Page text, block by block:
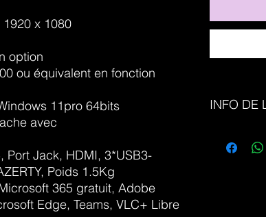
x 1080
option
ou équivalent en fonction
11pro 64bits
avec
Port Jack, HDMI, 3*USB3-
Poids 1.5Kg
365 gratuit, Adobe
Edge, Teams, VLC+ Libre
INFO DE